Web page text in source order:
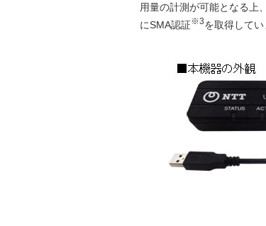
用量の計測が可能となる上
にSMA認証※3を取得してい